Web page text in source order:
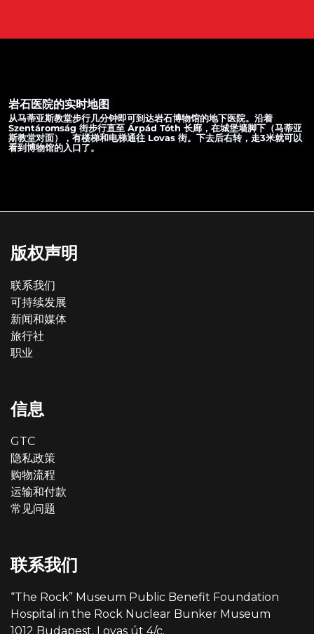
岩石医院的实时地图
从马蒂亚斯教堂步行几分钟即可到达岩石博物馆的地下医院。沿着
Szentáromság 街步行直至 Árpád Tóth 长廊，在城堡墙脚下（马蒂亚
斯教堂对面），有楼梯和电梯通往 Lovas 街。下去后右转，走3米就可以
看到博物馆的入口了。
版权声明
联系我们
可持续发展
新闻和媒体
旅行社
职业
信息
GTC
隐私政策
购物流程
运输和付款
常见问题
联系我们
“The Rock” Museum Public Benefit Foundation
Hospital in the Rock Nuclear Bunker Museum
1012 Budapest, Lovas út 4/c.